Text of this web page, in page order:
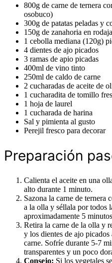
800g de carne de ternera
osobuco)
300g de patatas peladas y
150g de zanahoria en
1 cebolla mediana (120g)
4 dientes de ajo picados
3 ramas de apio picadas
400ml de vino tinto
250ml de caldo de carne
2 cucharadas de aceite de
1 cucharadita de tomillo
1 hoja de laurel
1 cucharada de harina
Sal y pimienta al gusto
Perejil fresco para decorar
Preparación
Calienta el aceite en una
alto durante 1 minuto.
Sazona la carne de ternera
a la olla y séllala por todos
aproximadamente 5
Retira la carne de la olla y
y los dientes de ajo
carne. Sofríe durante 5-7
transparentes y un poco
Consejo: Si los vegetales